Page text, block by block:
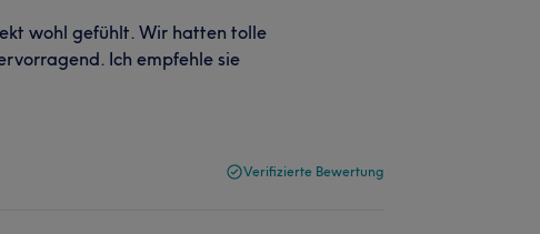
wohl gefühlt. Wir hatten tolle
Ich empfehle sie
Verifizierte Bewertung